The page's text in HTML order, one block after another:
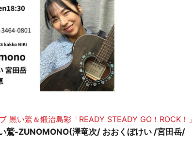
黒い鷲＆鍛治島彩「READY STEADY GO！ROCK！」
鷲-ZUNOMONO(澤竜次/ おおくぼけい /宮田岳/